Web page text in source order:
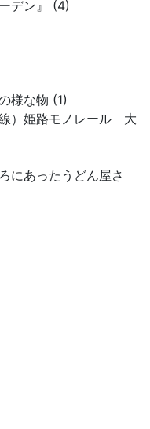
デン』 (4)
様な物 (1)
）姫路モノレール 大
にあったうどん屋さ